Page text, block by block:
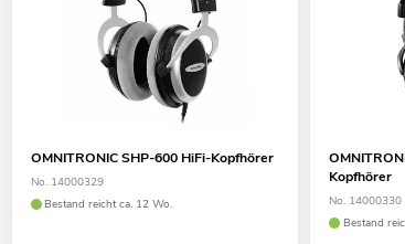
OMNITRONIC SHP-600 HiFi-Kopfhörer
No. 14000329
Bestand reicht ca. 12 Wo.
Kopfhörer
No. 14000330
Bestand